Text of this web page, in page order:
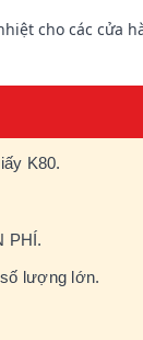
cho các cửa
K80.
PHÍ.
lượng lớn.